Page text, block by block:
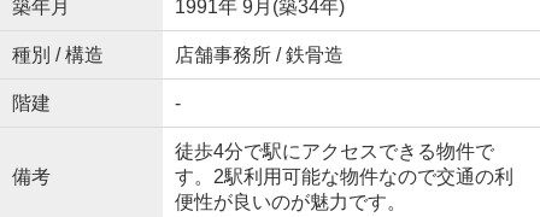
築年月 1991年 9月(築34年)
種別 / 構造 店舗事務所 / 鉄骨造
階建 -
備考
徒歩4分で駅にアクセスできる物件で
す。2駅利用可能な物件なので交通の利
便性が良いのが魅力です。